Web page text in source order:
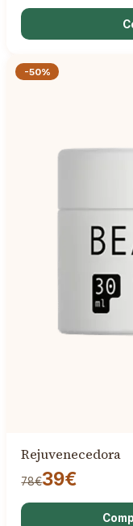
-50%
Rejuvenecedora
78€39€